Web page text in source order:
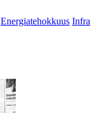
Energiatehokkuus Infra